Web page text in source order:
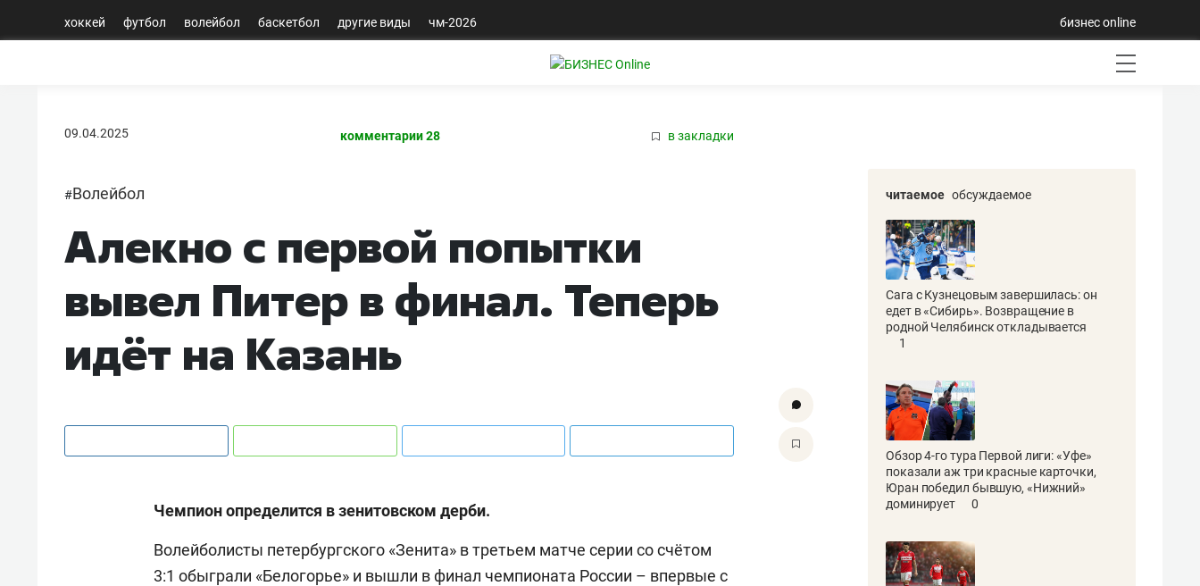
хоккей футбол волейбол баскетбол другие виды чм-2026 бизнес online
09.04.2025 комментарии 28 в закладки
#Волейбол
Алекно с первой попытки
вывел Питер в финал. Теперь
идёт на Казань
Чемпион определится в зенитовском дерби.
Волейболисты петербургского «Зенита» в третьем матче серии со счётом
3:1 обыграли «Белогорье» и вышли в финал чемпионата России – впервые с
читаемое обсуждаемое
Сага с Кузнецовым завершилась: он
едет в «Сибирь». Возвращение в
родной Челябинск откладывается
1
Обзор 4-го тура Первой лиги: «Уфе»
показали аж три красные карточки,
Юран победил бывшую, «Нижний»
доминирует
0